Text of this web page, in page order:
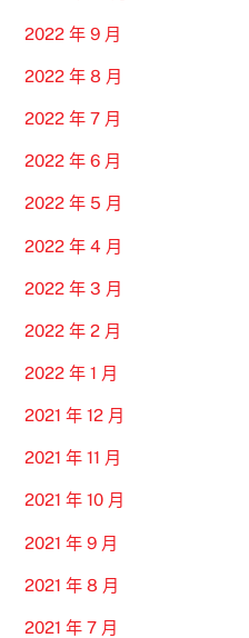
2022 年 9 月
2022 年 8 月
2022 年 7 月
2022 年 6 月
2022 年 5 月
2022 年 4 月
2022 年 3 月
2022 年 2 月
2022 年 1 月
2021 年 12 月
2021 年 11 月
2021 年 10 月
2021 年 9 月
2021 年 8 月
2021 年 7 月